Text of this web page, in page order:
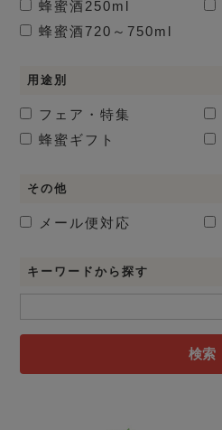
蜂蜜酒 250ml
蜂蜜酒720～750ml
用途別
フェア・特集
蜂蜜ギフト
その他
メール便対応
キーワードから探す
検索